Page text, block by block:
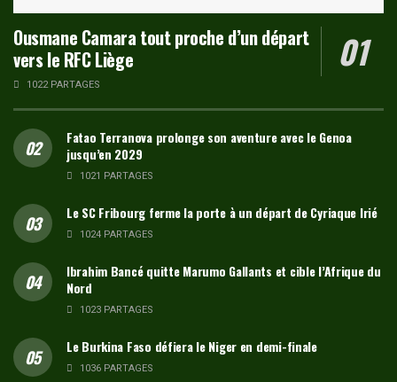
Ousmane Camara tout proche d’un départ
vers le RFC Liège
1022 PARTAGES
Fatao Terranova prolonge son aventure avec le Genoa
jusqu’en 2029
1021 PARTAGES
Le SC Fribourg ferme la porte à un départ de Cyriaque Irié
1024 PARTAGES
Ibrahim Bancé quitte Marumo Gallants et cible l’Afrique du
Nord
1023 PARTAGES
Le Burkina Faso défiera le Niger en demi-finale
1036 PARTAGES